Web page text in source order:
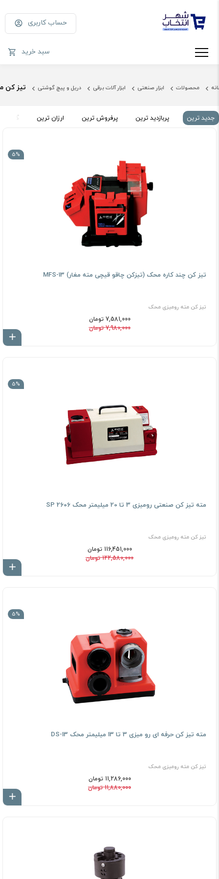
حساب کاربری
سبد خرید
محصولات ابزار صنعتی ابزار آلات برقی دریل و پیچ گوشتی تیز كن مته رومیزی محک
جدید ترین پربازدید ترین پرفروش ترین ارزان ترین گران
5%
تیز کن چند کاره محک (تیزکن چاقو قیچی مته مغار) MFS-13
تیز كن مته رومیزی محک
7,581,000 تومان
7,980,000 تومان
5%
مته تیز کن صنعتی رومیزی 3 تا 20 میلیمتر محک SP 2606
تیز كن مته رومیزی محک
116,451,000 تومان
122,580,000 تومان
5%
مته تیز کن حرفه ای رو میزی 3 تا 13 میلیمتر محک DS-13
تیز كن مته رومیزی محک
11,286,000 تومان
11,880,000 تومان